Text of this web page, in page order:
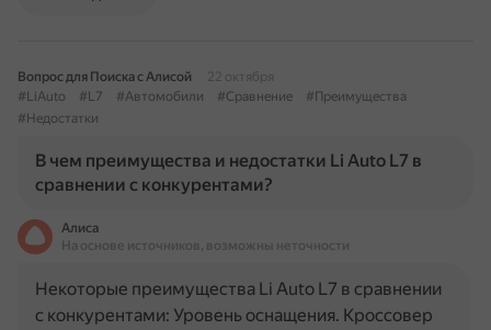
Вопрос для Поиска с Алисой
22 октября
#LiAuto
#L7 #Автомобили #Сравнение
#Преимущества
#Недостатки
В чем преимущества и недостатки Li Auto L7 в
сравнении с конкурентами?
Алиса
На основе источников, возможны неточности
Некоторые преимущества Li Auto L7 в сравнении
с конкурентами: Уровень оснащения. Кроссовер